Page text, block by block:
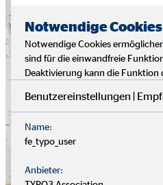
Notwendige Cookies
Notwendige Cookies
sind für die einwandfreie
Deaktivierung kann die Funktion
Benutzereinstellungen |
Name:
fe_typo_user
Anbieter: